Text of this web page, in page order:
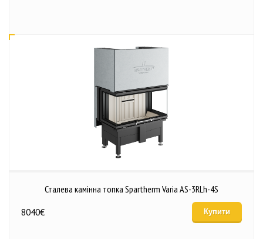
Сталева камінна топка Spartherm Varia AS-3RLh-4S
8040€ Купити